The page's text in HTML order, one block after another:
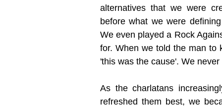
alternatives that we were
before what we were
We even played a Rock
for. When we told the man to
'this was the cause'. We
As the charlatans
refreshed them best, we